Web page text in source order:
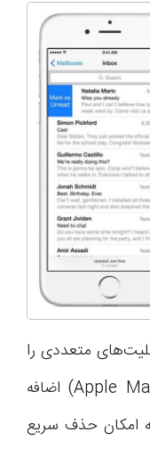
سیستم عامل آی او اس 9 قابلیت‌های متعددی را
برای اپلیکیشن ایمیل اپل میل (Apple Mail) اضافه
امکان حذف سریع